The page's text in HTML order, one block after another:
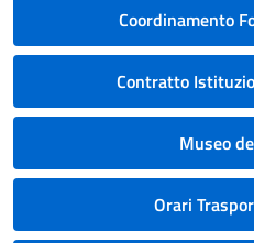
Coordinamento
Contratto
Museo
Orari